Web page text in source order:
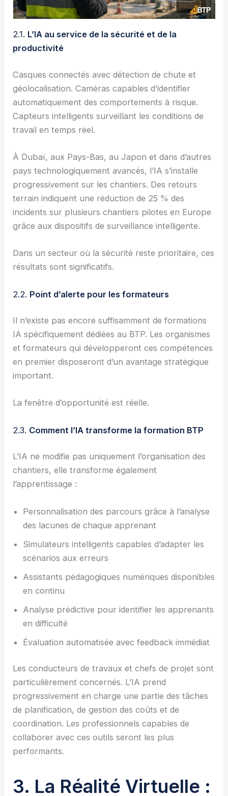
2.1. L’IA au service de la sécurité et de la
productivité
Casques connectés avec détection de chute et
géolocalisation. Caméras capables d’identifier
automatiquement des comportements à risque.
Capteurs intelligents surveillant les conditions de
travail en temps réel.
À Dubaï, aux Pays-Bas, au Japon et dans d’autres
pays technologiquement avancés, l’IA s’installe
progressivement sur les chantiers. Des retours
terrain indiquent une réduction de 25 % des
incidents sur plusieurs chantiers pilotes en Europe
grâce aux dispositifs de surveillance intelligente.
Dans un secteur où la sécurité reste prioritaire, ces
résultats sont significatifs.
2.2. Point d’alerte pour les formateurs
Il n’existe pas encore suffisamment de formations
IA spécifiquement dédiées au BTP. Les organismes
et formateurs qui développeront ces compétences
en premier disposeront d’un avantage stratégique
important.
La fenêtre d’opportunité est réelle.
2.3. Comment l’IA transforme la formation BTP
L’IA ne modifie pas uniquement l’organisation des
chantiers, elle transforme également
l’apprentissage :
Personnalisation des parcours grâce à l’analyse
des lacunes de chaque apprenant
Simulateurs intelligents capables d’adapter les
scénarios aux erreurs
Assistants pédagogiques numériques disponibles
en continu
Analyse prédictive pour identifier les apprenants
en difficulté
Évaluation automatisée avec feedback immédiat
Les conducteurs de travaux et chefs de projet sont
particulièrement concernés. L’IA prend
progressivement en charge une partie des tâches
de planification, de gestion des coûts et de
coordination. Les professionnels capables de
collaborer avec ces outils seront les plus
performants.
3. La Réalité Virtuelle :